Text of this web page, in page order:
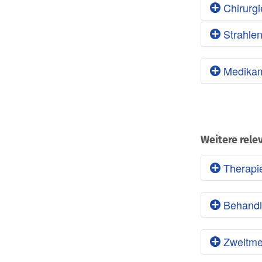
Lokales
Lokales
aus
Die
Weitere
Die
heißt: